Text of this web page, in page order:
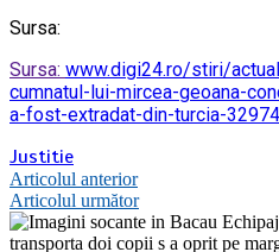
Sursa:
Sursa: www.digi24.ro/stiri/
cumnatul-lui-mircea-geoana-
a-fost-extradat-din-turcia-
Justitie
Navigare
în
Articolul anterior
Articolul următor